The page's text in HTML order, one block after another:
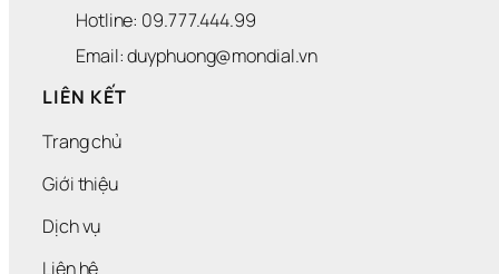
Hotline: 09.777.444.99
Email: duyphuong@mondial.vn
LIÊN KẾT
Trang chủ
Giới thiệu
Dịch vụ
Liên hệ